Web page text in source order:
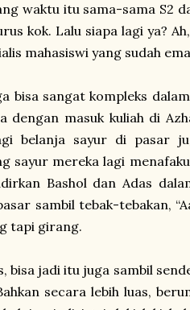
waktu itu sama-sama S2
kok. Lalu siapa lagi ya?
mahasiswi yang sudah
bisa sangat kompleks
dengan masuk kuliah di
belanja sayur di pasar
sayur mereka lagi
Bashol dan Adas
sambil tebak-tebakan,
tapi girang.
bisa jadi itu juga sambil
secara lebih luas,